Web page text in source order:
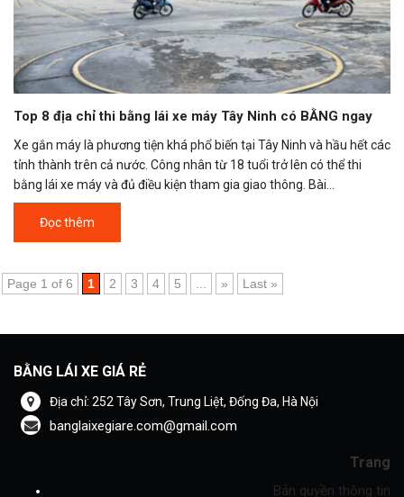
Top 8 địa chỉ thi bằng lái xe máy Tây Ninh có BẰNG ngay
Xe gắn máy là phương tiện khá phổ biến tại Tây Ninh và hầu hết các
tỉnh thành trên cả nước. Công nhân từ 18 tuổi trở lên có thể thi
bằng lái xe máy và đủ điều kiện tham gia giao thông. Bài...
Đọc thêm
Page 1 of 6 1 2 3 4 5 » Last »
BẰNG LÁI XE GIÁ RẺ
Địa chỉ: 252 Tây Sơn, Trung Liệt, Đống Đa, Hà Nội
banglaixegiare.com@gmail.com
Trang
Bản quyền thông tin